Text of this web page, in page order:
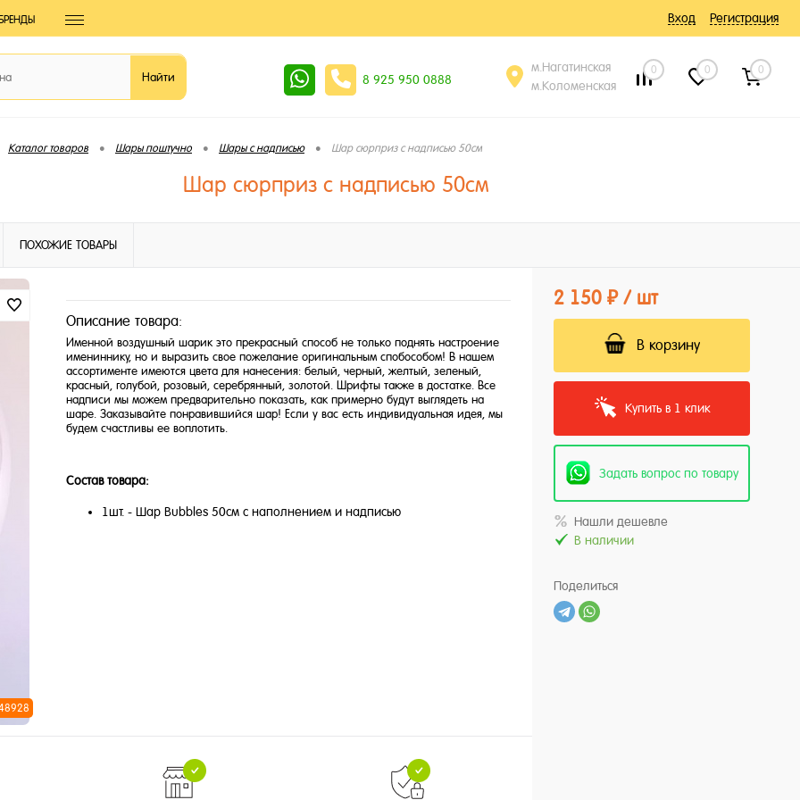
Вход Регистрация
8 925 950 0888
м.Нагатинская
м.Коломенская
0 0 0
Каталог товаров • Шары поштучно • Шары с надписью • Шар сюрприз с надписью 50см
Шар сюрприз с надписью 50см
ПОХОЖИЕ ТОВАРЫ
Описание товара:
Именной воздушный шарик это прекрасный способ не только поднять настроение
имениннику, но и выразить свое пожелание оригинальным спобособом! В нашем
ассортименте имеются цвета для нанесения: белый, черный, желтый, зеленый,
красный, голубой, розовый, серебрянный, золотой. Шрифты также в достатке. Все
надписи мы можем предварительно показать, как примерно будут выглядеть на
шаре. Заказывайте понравившийся шар! Если у вас есть индивидуальная идея, мы
будем счастливы ее воплотить.
Состав товара:
1шт. - Шар Bubbles 50см с наполнением и надписью
2 150 ₽ / шт
В корзину
Купить в 1 клик
Задать вопрос по товару
Нашли дешевле
В наличии
Поделиться